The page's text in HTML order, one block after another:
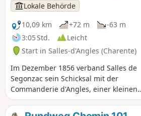
Lokale Behörde
10,09 km
+72 m
-63 m
3:05 Std.
Leicht
Start in Salles-d'Angles (Charente)
Im Dezember 1856 verband Salles de
Segonzac sein Schicksal mit der
Commanderie d'Angles, einer kleinen
Gemeinde, die in einer Biegung des
Flusses Le Né liegt. Angles richtete sein